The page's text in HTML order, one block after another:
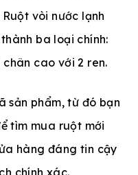
vòi nước lạnh
ba loại chính:
cao với 2 ren.
sản phẩm, từ đó bạn
tìm mua ruột mới
hàng đáng tin cậy
chính xác.